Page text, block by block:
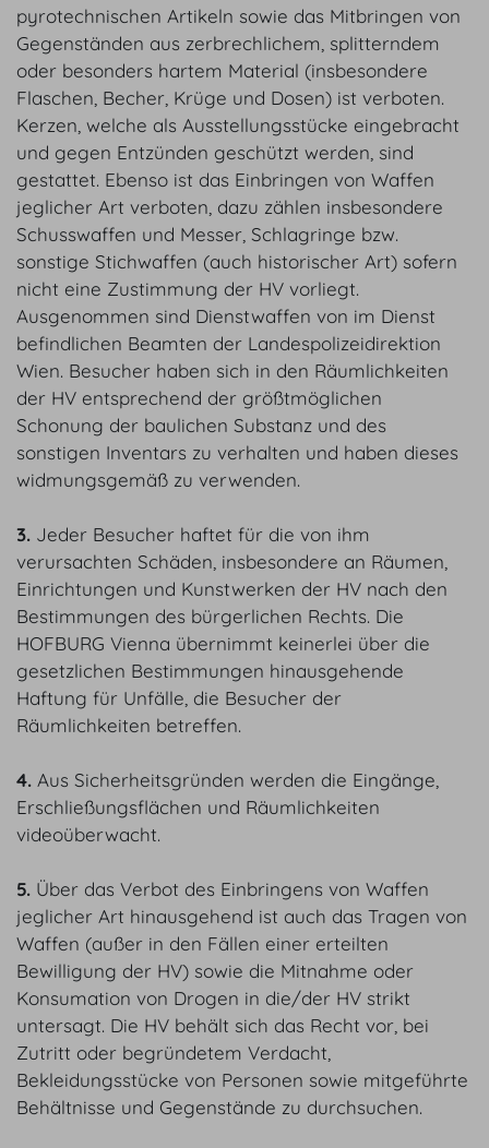
pyrotechnischen Artikeln sowie das Mitbringen von
Gegenständen aus zerbrechlichem, splitterndem
oder besonders hartem Material (insbesondere
Flaschen, Becher, Krüge und Dosen) ist verboten.
Kerzen, welche als Ausstellungsstücke eingebracht
und gegen Entzünden geschützt werden, sind
gestattet. Ebenso ist das Einbringen von Waffen
jeglicher Art verboten, dazu zählen insbesondere
Schusswaffen und Messer, Schlagringe bzw.
sonstige Stichwaffen (auch historischer Art) sofern
nicht eine Zustimmung der HV vorliegt.
Ausgenommen sind Dienstwaffen von im Dienst
befindlichen Beamten der Landespolizeidirektion
Wien. Besucher haben sich in den Räumlichkeiten
der HV entsprechend der größtmöglichen
Schonung der baulichen Substanz und des
sonstigen Inventars zu verhalten und haben dieses
widmungsgemäß zu verwenden.
3. Jeder Besucher haftet für die von ihm
verursachten Schäden, insbesondere an Räumen,
Einrichtungen und Kunstwerken der HV nach den
Bestimmungen des bürgerlichen Rechts. Die
HOFBURG Vienna übernimmt keinerlei über die
gesetzlichen Bestimmungen hinausgehende
Haftung für Unfälle, die Besucher der
Räumlichkeiten betreffen.
4. Aus Sicherheitsgründen werden die Eingänge,
Erschließungsflächen und Räumlichkeiten
videoüberwacht.
5. Über das Verbot des Einbringens von Waffen
jeglicher Art hinausgehend ist auch das Tragen von
Waffen (außer in den Fällen einer erteilten
Bewilligung der HV) sowie die Mitnahme oder
Konsumation von Drogen in die/der HV strikt
untersagt. Die HV behält sich das Recht vor, bei
Zutritt oder begründetem Verdacht,
Bekleidungsstücke von Personen sowie mitgeführte
Behältnisse und Gegenstände zu durchsuchen.